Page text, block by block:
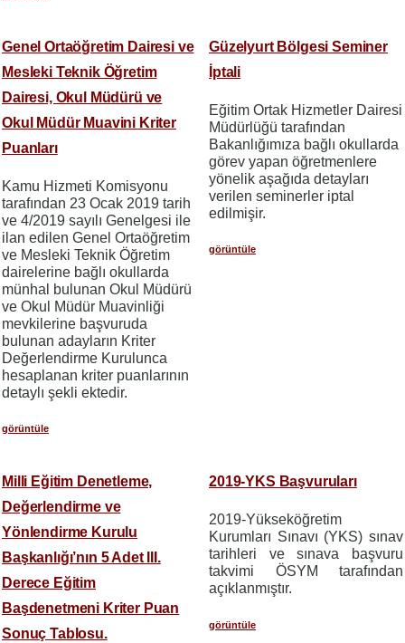
Genel Ortaöğretim Dairesi ve
Mesleki Teknik Öğretim
Dairesi, Okul Müdürü ve
Okul Müdür Muavini Kriter
Puanları
Kamu Hizmeti Komisyonu
tarafından 23 Ocak 2019 tarih
ve 4/2019 sayılı Genelgesi ile
ilan edilen Genel Ortaöğretim
ve Mesleki Teknik Öğretim
dairelerine bağlı okullarda
münhal bulunan Okul Müdürü
ve Okul Müdür Muavinliği
mevkilerine başvuruda
bulunan adayların Kriter
Değerlendirme Kurulunca
hesaplanan kriter puanlarının
detaylı şekli ektedir.
görüntüle
Güzelyurt Bölgesi Seminer
İptali
Eğitim Ortak Hizmetler Dairesi
Müdürlüğü tarafından
Bakanlığımıza bağlı okullarda
görev yapan öğretmenlere
yönelik aşağıda detayları
verilen seminerler iptal
edilmişir.
görüntüle
Milli Eğitim Denetleme,
Değerlendirme ve
Yönlendirme Kurulu
Başkanlığı’nın 5 Adet III.
Derece Eğitim
Başdenetmeni Kriter Puan
Sonuç Tablosu.
2019-YKS Başvuruları
2019-Yükseköğretim
Kurumları Sınavı (YKS) sınav
tarihleri ve sınava başvuru
takvimi ÖSYM tarafından
açıklanmıştır.
görüntüle